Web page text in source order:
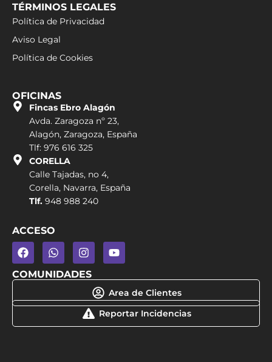
TÉRMINOS LEGALES
Política de Privacidad
Aviso Legal
Política de Cookies
OFICINAS
Fincas Ebro Alagón
Avda. Zaragoza nº 23,
Alagón, Zaragoza, España
Tlf: 976 616 325
CORELLA
Calle Tajadas, no 4,
Corella, Navarra, España
Tlf. 948 988 240
ACCESO
COMUNIDADES
Area de Clientes
Reportar Incidencias